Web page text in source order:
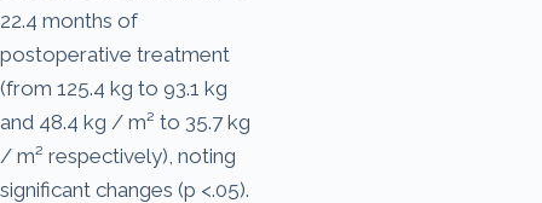
22.4 months of
postoperative treatment
(from 125.4 kg to 93.1 kg
and 48.4 kg / m² to 35.7 kg
/ m² respectively), noting
significant changes (p <.05).